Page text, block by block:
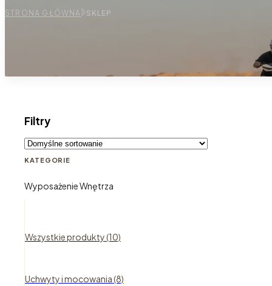
STRONA GŁÓWNA SKLEP
Filtry
KATEGORIE
Wyposażenie Wnętrza
Wszystkie produkty (10)
Uchwyty i mocowania (8)